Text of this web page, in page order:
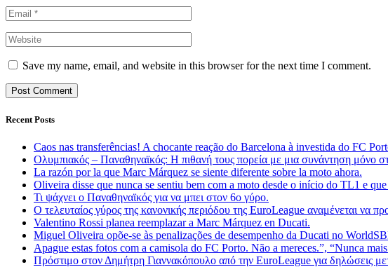
Save my name, email, and website in this browser for the next time I comment.
Recent Posts
Caos nas transferências! A chocante reação do Barcelona à investida do FC
Ολυμπιακός – Παναθηναϊκός: Η πιθανή τους πορεία με μια συνάντηση μόνο
La razón por la que Marc Márquez se siente diferente sobre la moto ahora.
Oliveira disse que nunca se sentiu bem com a moto desde o início do TL1 e
Τι ψάχνει ο Παναθηναϊκός για να μπει στον 6ο γύρο.
Ο τελευταίος γύρος της κανονικής περιόδου της EuroLeague αναμένεται να
Valentino Rossi planea reemplazar a Marc Márquez en Ducati.
Miguel Oliveira opõe-se às penalizações de desempenho da Ducati no
Apague estas fotos com a camisola do FC Porto. Não a mereces.”, “Nunca
Πρόστιμο στον Δημήτρη Γιαννακόπουλο από την EuroLeague για δηλώσεις